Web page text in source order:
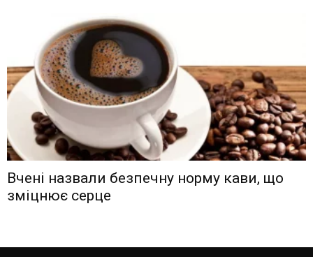
Вчені назвали безпечну норму кави, що
зміцнює серце